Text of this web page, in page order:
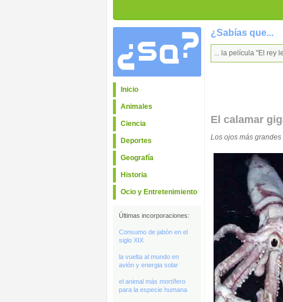
Inicio
Animales
Ciencia
Deportes
Geografía
Historia
Ocio y Entretenimiento
Últimas incorporaciones:
Consumo de jabón en el
siglo XIX
la vuelta al mundo en
avión y energia solar
el animal más mortífero
para la especie humana
¿Sabías que...
... la película "El rey
El calamar
Los ojos más